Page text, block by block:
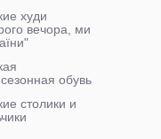
худи
вечора, ми
обувь
столики и